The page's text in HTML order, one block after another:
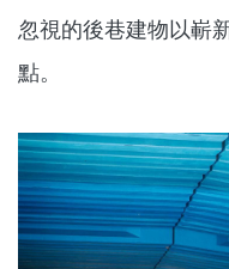
忽視的後巷建物以嶄
點。